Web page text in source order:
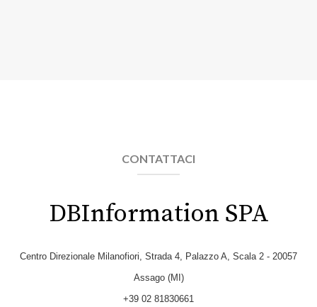
CONTATTACI
DBInformation SPA
Centro Direzionale Milanofiori, Strada 4, Palazzo A, Scala 2 - 20057
Assago (MI)
+39 02 81830661